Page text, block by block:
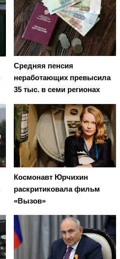
Средняя пенсия
неработающих превысила
35 тыс. в семи регионах
Космонавт Юрчихин
раскритиковала фильм
«Вызов»